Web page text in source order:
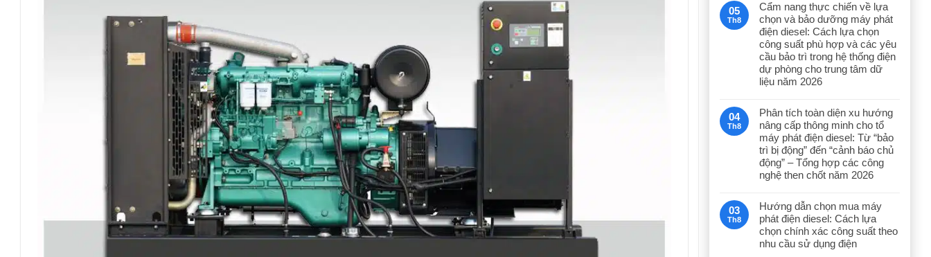
05
Th8
Cẩm nang thực chiến về lựa
chọn và bảo dưỡng máy phát
điện diesel: Cách lựa chọn
công suất phù hợp và các yêu
cầu bảo trì trong hệ thống điện
dự phòng cho trung tâm dữ
liệu năm 2026
04
Th8
Phân tích toàn diện xu hướng
nâng cấp thông minh cho tổ
máy phát điện diesel: Từ “bảo
trì bị động” đến “cảnh báo chủ
động” – Tổng hợp các công
nghệ then chốt năm 2026
03
Th8
Hướng dẫn chọn mua máy
phát điện diesel: Cách lựa
chọn chính xác công suất theo
nhu cầu sử dụng điện